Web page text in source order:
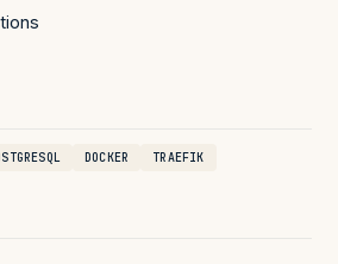
DOCKER TRAEFIK